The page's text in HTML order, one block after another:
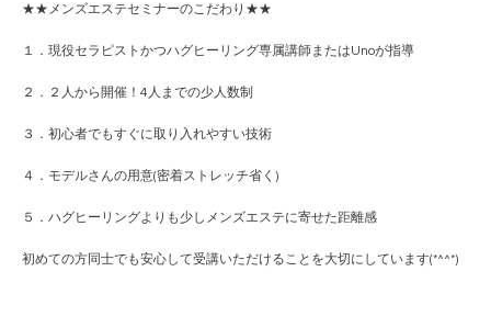
★★メンズエステセミナーのこだわり★★
１．現役セラピストかつハグヒーリング専属講師またはUnoが指導
２．２人から開催！4人までの少人数制
３．初心者でもすぐに取り入れやすい技術
４．モデルさんの用意(密着ストレッチ省く)
５．ハグヒーリングよりも少しメンズエステに寄せた距離感
初めての方同士でも安心して受講いただけることを大切にしています(*^^*)